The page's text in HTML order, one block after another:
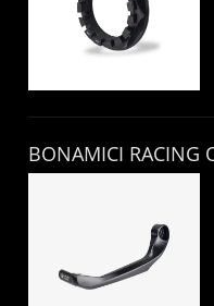
BONAMICI RACING